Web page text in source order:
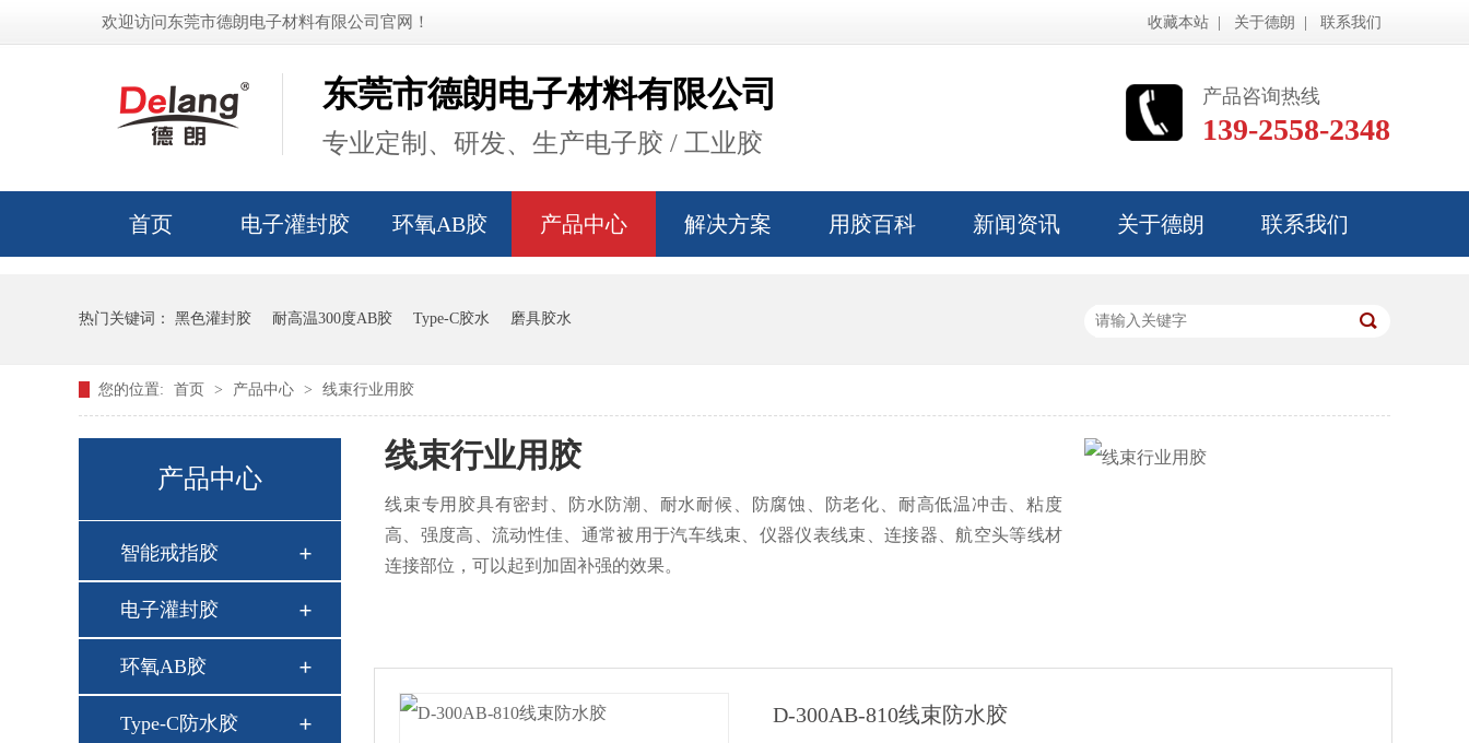
欢迎访问东莞市德朗电子材料有限公司官网！ 收藏本站 | 关于德朗 | 联系我们
东莞市德朗电子材料有限公司
专业定制、研发、生产电子胶 / 工业胶
产品咨询热线
139-2558-2348
首页 电子灌封胶 环氧AB胶 产品中心 解决方案 用胶百科 新闻资讯 关于德朗 联系我们
热门关键词： 黑色灌封胶 耐高温300度AB胶 Type-C胶水 磨具胶水
您的位置: 首页 > 产品中心 > 线束行业用胶
产品中心
智能戒指胶
电子灌封胶
环氧AB胶
Type-C防水胶
线束行业用胶
线束专用胶具有密封、防水防潮、耐水耐候、防腐蚀、防老化、耐高低温冲击、粘度
高、强度高、流动性佳、通常被用于汽车线束、仪器仪表线束、连接器、航空头等线材
连接部位，可以起到加固补强的效果。
D-300AB-810线束防水胶